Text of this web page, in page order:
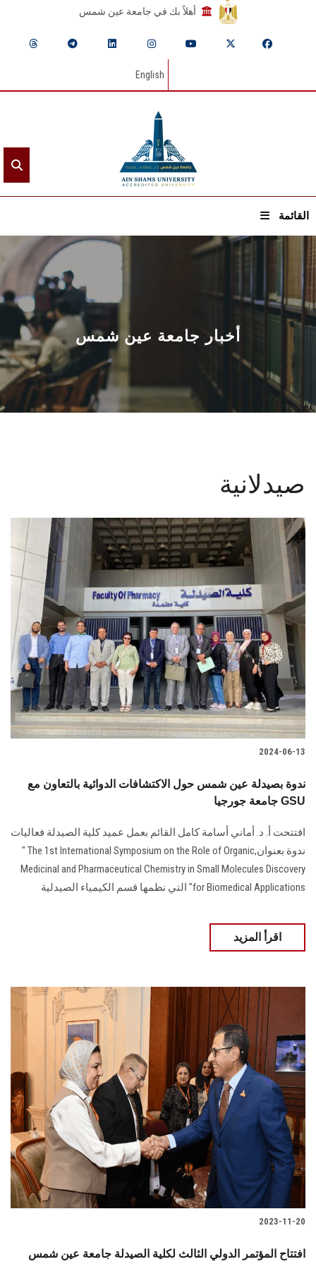
أهلاً بك في جامعة عين شمس
English
القائمة
الرئيسيـة
عن الجامعة
القطاعـات
الشئون الأكاديمية
البحث العلمي
الأنظمة الذكية
الإعلام
تواصل معنا
الطلاب
هيئة التدريس
الدراسات العليا
الزائـرون
سجل الان
أخبار جامعة عين شمس
صيدلانية
2024-06-13
ندوة بصيدلة عين شمس حول الاكتشافات الدوائية بالتعاون مع
جامعة جورجيا GSU
افتتحت أ. د. أماني أسامة كامل القائم بعمل عميد كلية الصيدلة فعاليات
ندوة بعنوان‎ " The 1st ‎International Symposium on the Role of Organic,
Medicinal and ‎Pharmaceutical Chemistry in Small Molecules Discovery
for ‎Biomedical Applications" التي نظمها قسم الكيمياء الصيدلية ‏
اقرأ المزيد
2023-11-20
افتتاح المؤتمر الدولي الثالث لكلية الصيدلة جامعة عين شمس